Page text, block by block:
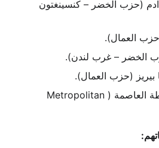
آدم (حزب الخضر – كنسينغتون
العمال).
الخضر – غرب لندن).
بيريز (حزب العمال).
• ممثلون عن شرطة العاصمة (Metropolitan